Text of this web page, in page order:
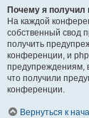
Почему я получил
На каждой
собственный свод
получить
конференции, и
предупреждениям,
что получили
конференции.
Вернуться к